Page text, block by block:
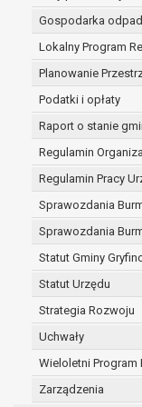
Gospodarka
Lokalny Program
Planowanie
Podatki i opłaty
Raport o stanie
Regulamin
Regulamin Pracy
Sprawozdania
Sprawozdania
Statut Gminy
Statut Urzędu
Strategia Rozwoju
Uchwały
Wieloletni Program
Zarządzenia
w
w
W związku
dane
odbiorcom
Odbiorcami
Pani/Pana
niezbędny
z
W
zgody